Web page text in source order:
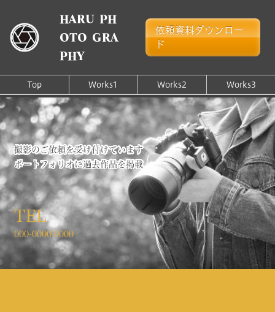
HARU PH
OTO GRA
PHY
依頼資料ダウンロー
ド
Top Works1 Works2 Works3
撮影のご依頼を受け付けています
ポートフォリオに過去作品を掲載
TEL
000-0000-0000